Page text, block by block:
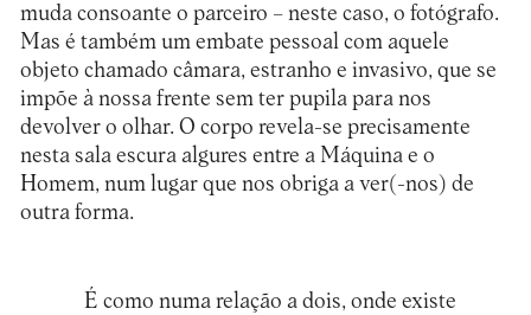
muda consoante o parceiro – neste caso, o fotógrafo.
Mas é também um embate pessoal com aquele
objeto chamado câmara, estranho e invasivo, que se
impõe à nossa frente sem ter pupila para nos
devolver o olhar. O corpo revela-se precisamente
nesta sala escura algures entre a Máquina e o
Homem, num lugar que nos obriga a ver(-nos) de
outra forma.
É como numa relação a dois, onde existe